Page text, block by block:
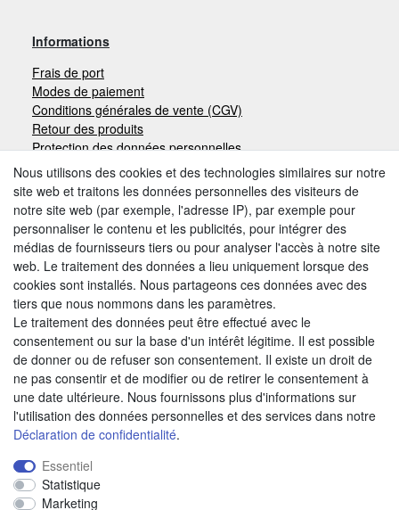
Informations
Frais de port
Modes de paiement
Conditions générales de vente (CGV)
Retour des produits
Protection des données personnelles
Mentions légales
Moyens de paiement
Autres modes de paiement:
Paiement à réception de facture
Paiement anticipé
Nous trouver
Nous utilisons des cookies et des technologies similaires sur notre
site web et traitons les données personnelles des visiteurs de
notre site web (par exemple, l'adresse IP), par exemple pour
personnaliser le contenu et les publicités, pour intégrer des
médias de fournisseurs tiers ou pour analyser l'accès à notre site
web. Le traitement des données a lieu uniquement lorsque des
cookies sont installés. Nous partageons ces données avec des
tiers que nous nommons dans les paramètres.
Le traitement des données peut être effectué avec le
consentement ou sur la base d'un intérêt légitime. Il est possible
de donner ou de refuser son consentement. Il existe un droit de
ne pas consentir et de modifier ou de retirer le consentement à
une date ultérieure. Nous fournissons plus d'informations sur
l'utilisation des données personnelles et des services dans notre
Déclaration de confidentialité.
Essentiel
Statistique
Marketing